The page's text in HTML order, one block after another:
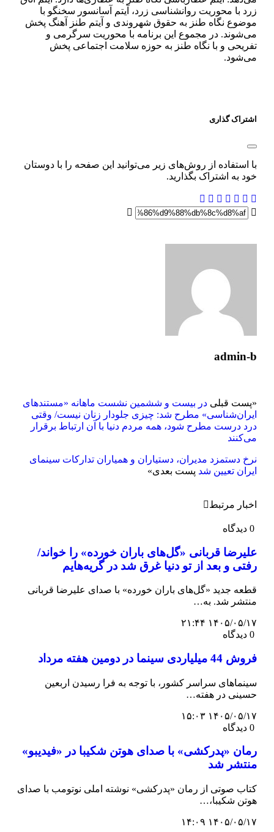
زرد با محوریت روانشناسی زرد، آیتم آسانسور سخنگو با
موضوع نگاه طنز به حقوق شهروندی و آیتم طنز آهنگ پخش
می‌شوند. در مجموع این برنامه با محوریت سرگرمی و
تفریحی و با نگاه طنز به حوزه سلامت اجتماعی پخش
می‌شود.
اشتراک گذاری
با استفاده از روش‌های زیر می‌توانید این صفحه را با دوستان
خود به اشتراک بگذارید.
admin-b
«پست قبلی در بیست‌ و ششمین نشست‌ ماهانه «مستندهای
ایران‌شناسی» مطرح شد: چیزی جلودار زنان نیست/ وقتی
درد درست مطرح شود، همه مردم دنیا با آن ارتباط برقرار
می‌کنند
نرخ دستمزد مدیران، دستیاران و همیاران تدارکات سینمای
ایران تعیین شد پست بعدی»
اخبار مرتبط
0 دیدگاه
علیرضا قربانی «گل‌های باران خورده» را خواند/
رفتی و بعد از تو دنیا غرق شد در گریه‌هایم
قطعه جدید «گل‌های باران خورده» با صدای علیرضا قربانی
منتشر شد. به…
۱۴۰۵/۰۵/۱۷ ۲۱:۴۴
0 دیدگاه
فروش 44 میلیاردی سینما در دومین هفته مرداد
سینماهای سراسر کشور، با توجه به فرا رسیدن اربعین
حسینی در هفته‌…
۱۴۰۵/۰۵/۱۷ ۱۵:۰۳
0 دیدگاه
رمان «پدرکشی» با صدای هوتن شکیبا در «فیدیبو»
منتشر شد
کتاب صوتی از رمان «پدرکشی» نوشته املی نوتومب با صدای
هوتن شکیبا،…
۱۴۰۵/۰۵/۱۷ ۱۴:۰۹